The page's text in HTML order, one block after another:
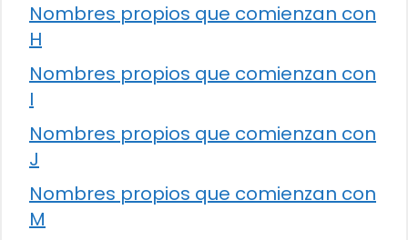
Nombres propios que comienzan con
H
Nombres propios que comienzan con
I
Nombres propios que comienzan con
J
Nombres propios que comienzan con
M